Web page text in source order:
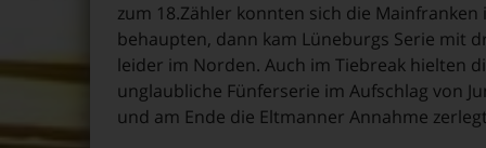
zum 18.Zähler konnten sich die
behaupten, dann kam Lüneburgs Serie mit
leider im Norden. Auch im Tiebreak hielten
unglaubliche Fünferserie im Aufschlag von
und am Ende die Eltmanner Annahme